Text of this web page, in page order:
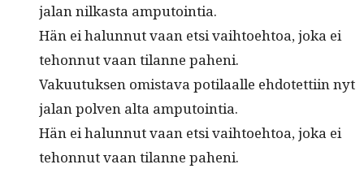
jalan nilka­s­ta amputointia.
Hän ei halun­nut vaan etsi vai­h­toe­htoa, joka ei
tehon­nut vaan tilanne paheni.
Vaku­u­tuk­sen omis­ta­va poti­laalle ehdotet­ti­in nyt
jalan pol­ven alta amputointia.
Hän ei halun­nut vaan etsi vai­h­toe­htoa, joka ei
tehon­nut vaan tilanne paheni.